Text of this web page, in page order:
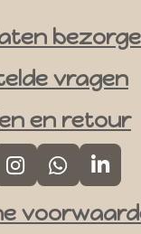
vragen
en retour
I
n
s
W
h
a
L
i
n